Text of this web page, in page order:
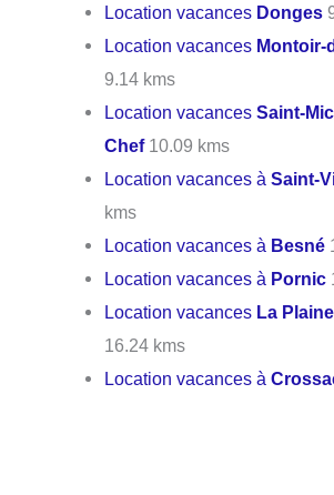
Location vacances Donges
Location vacances Montoir-
9.14 kms
Location vacancesSaint-
Chef10.09 kms
Location vacances àSaint-
kms
Location vacances à Besné
Location vacances à Pornic
Location vacances La
16.24 kms
Location vacances à